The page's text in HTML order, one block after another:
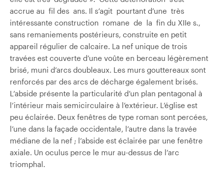
accrue au fil des ans. Il s’agit pourtant d’une très
intéressante construction romane de la fin du XIIe s.,
sans remaniements postérieurs, construite en petit
appareil régulier de calcaire. La nef unique de trois
travées est couverte d’une voûte en berceau légèrement
brisé, muni d’arcs doubleaux. Les murs gouttereaux sont
renforcés par des arcs de décharge également brisés.
L’abside présente la particularité d’un plan pentagonal à
l’intérieur mais semi­circulaire à l’extérieur. L’église est
peu éclairée. Deux fenêtres de type roman sont percées,
l’une dans la façade occidentale, l’autre dans la travée
médiane de la nef ; l’abside est éclairée par une fenêtre
axiale. Un oculus perce le mur au-dessus de l’arc
triomphal.